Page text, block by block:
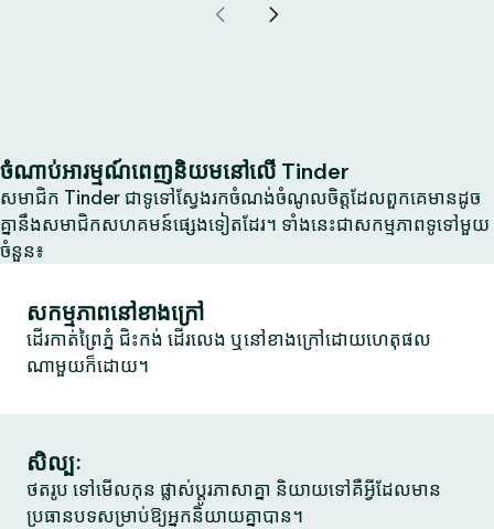
ចំណាប់អារម្មណ៍ពេញនិយមនៅលើ Tinder
សមាជិក Tinder ជាទូទៅស្វែងរកចំណង់ចំណូលចិត្តដែលពួកគេមានដូច
គ្នានឹងសមាជិកសហគមន៍ផ្សេងទៀតដែរ។ ទាំងនេះជាសកម្មភាពទូទៅមួយ
ចំនួន៖
សកម្មភាពនៅខាងក្រៅ
ដើរកាត់ព្រៃភ្នំ ជិះកង់ ដើរលេង ឬនៅខាងក្រៅដោយហេតុផល
ណាមួយក៏ដោយ។
សិល្បៈ
ថតរូប ទៅមើលកុន ផ្លាស់ប្តូរភាសាគ្នា និយាយទៅគឺអ្វីដែលមាន
ប្រធានបទសម្រាប់ឱ្យអ្នកនិយាយគ្នាបាន។